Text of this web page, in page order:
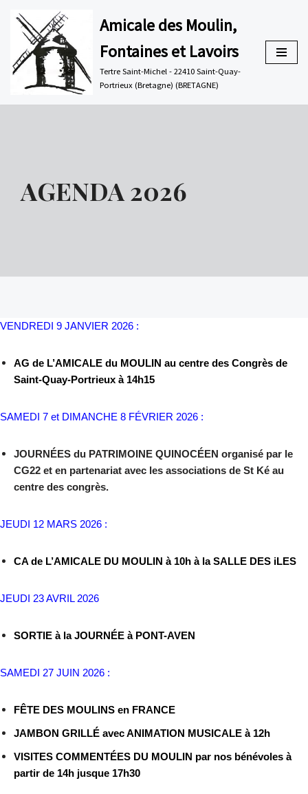
Aller
au
contenu
Amicale des Moulin,
Fontaines et Lavoirs
Tertre Saint-Michel - 22410 Saint-Quay-
Portrieux (Bretagne) (BRETAGNE)
AGENDA 2026
VENDREDI 9 JANVIER 2026 :
AG de L’AMICALE du MOULIN au centre des Congrès de
Saint-Quay-Portrieux à 14h15
SAMEDI 7 et DIMANCHE 8 FÉVRIER 2026 :
JOURNÉES du PATRIMOINE QUINOCÉEN organisé par le
CG22 et en partenariat avec les associations de St Ké au
centre des congrès.
JEUDI 12 MARS 2026 :
CA de L’AMICALE DU MOULIN à 10h à la SALLE DES iLES
JEUDI 23 AVRIL 2026
SORTIE à la JOURNÉE à PONT-AVEN
SAMEDI 27 JUIN 2026 :
FÊTE DES MOULINS en FRANCE
JAMBON GRILLÉ avec ANIMATION MUSICALE à 12h
VISITES COMMENTÉES DU MOULIN par nos bénévoles à
partir de 14h jusque 17h30